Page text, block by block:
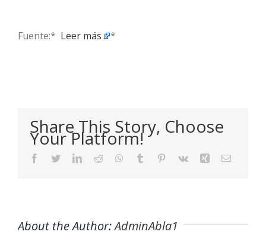
Fuente:* ​ Leer más *
Share This Story, Choose
Your Platform!
Facebook
TwitterLinkedIn
Reddit WhatsApp
Tumblr Pinterest
Vk Xing Email
About the Author:AdminAbla1